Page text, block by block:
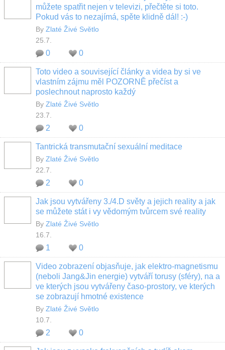
můžete spatřit nejen v televizi, přečtěte si toto.
Pokud vás to nezajímá, spěte klidně dál! :-)
By Zlaté Živé Světlo
25.7.
0 0
Toto video a související články a videa by si ve
vlastním zájmu měl POZORNĚ přečíst a
poslechnout naprosto každý
By Zlaté Živé Světlo
23.7.
2 0
Tantrická transmutační sexuální meditace
By Zlaté Živé Světlo
22.7.
2 0
Jak jsou vytvářeny 3./4.D světy a jejich reality a jak
se můžete stát i vy vědomým tvůrcem své reality
By Zlaté Živé Světlo
16.7.
1 0
Video zobrazení objasňuje, jak elektro-magnetismu
(neboli Jang&Jin energie) vytváří torusy (sféry), na a
ve kterých jsou vytvářeny časo-prostory, ve kterých
se zobrazují hmotné existence
By Zlaté Živé Světlo
10.7.
2 0